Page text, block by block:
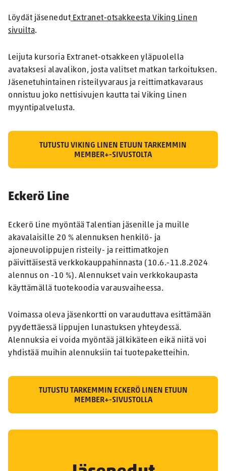
Löydät jäsenedut Extranet-otsakkeesta Viking Linen
sivuilta.
Leijuta kursoria Extranet-otsakkeen yläpuolella
avataksesi alavalikon, josta valitset matkan tarkoituksen.
Jäsenetuhintainen risteilyvaraus ja reittimatkavaraus
onnistuu joko nettisivujen kautta tai Viking Linen
myyntipalvelusta.
TUTUSTU VIKING LINEN ETUUN TARKEMMIN
MEMBER+-SIVUSTOLTA
Eckerö Line
Eckerö Line myöntää Talentian jäsenille ja muille
akavalaisille 20 % alennuksen henkilö- ja
ajoneuvolippujen risteily- ja reittimatkojen
päivittäisestä verkkokauppahinnasta (10.6.-11.8.2024
alennus on -10 %). Alennukset vain verkkokaupasta
käyttämällä tuotekoodia varausvaiheessa.
Voimassa oleva jäsenkortti on varauduttava esittämään
pyydettäessä lippujen lunastuksen yhteydessä.
Alennuksia ei voida myöntää jälkikäteen eikä niitä voi
yhdistää muihin alennuksiin tai tuotepaketteihin.
TUTUSTU TARKEMMIN ECKERÖ LINEN ETUUN
MEMBER+-SIVUSTOLLA